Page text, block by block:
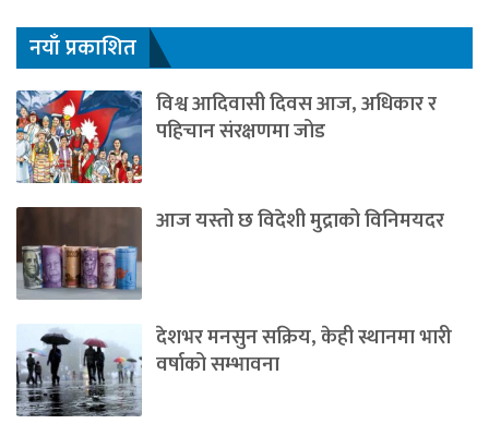
नयाँ प्रकाशित
विश्व आदिवासी दिवस आज, अधिकार र
पहिचान संरक्षणमा जोड
आज यस्तो छ विदेशी मुद्राको विनिमयदर
देशभर मनसुन सक्रिय, केही स्थानमा भारी
वर्षाको सम्भावना